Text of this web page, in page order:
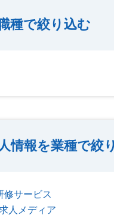
種で絞り込む
情報を業種で絞
修サービス
人メディア